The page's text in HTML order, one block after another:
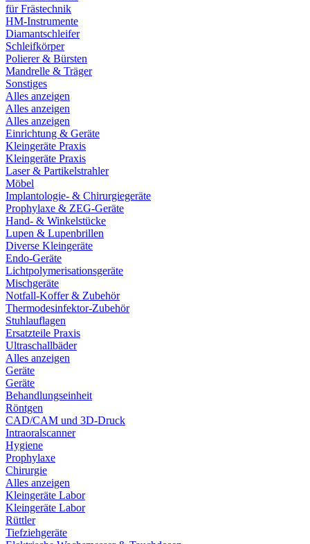
für Frästechnik
HM-Instrumente
Diamantschleifer
Schleifkörper
Polierer & Bürsten
Mandrelle & Träger
Sonstiges
Alles anzeigen
Alles anzeigen
Alles anzeigen
Einrichtung & Geräte
Kleingeräte Praxis
Kleingeräte Praxis
Laser & Partikelstrahler
Möbel
Implantologie- & Chirurgiegeräte
Prophylaxe & ZEG-Geräte
Hand- & Winkelstücke
Lupen & Lupenbrillen
Diverse Kleingeräte
Endo-Geräte
Lichtpolymerisationsgeräte
Mischgeräte
Notfall-Koffer & Zubehör
Thermodesinfektor-Zubehör
Stuhlauflagen
Ersatzteile Praxis
Ultraschallbäder
Alles anzeigen
Geräte
Geräte
Behandlungseinheit
Röntgen
CAD/CAM und 3D-Druck
Intraoralscanner
Hygiene
Prophylaxe
Chirurgie
Alles anzeigen
Kleingeräte Labor
Kleingeräte Labor
Rüttler
Tiefziehgeräte